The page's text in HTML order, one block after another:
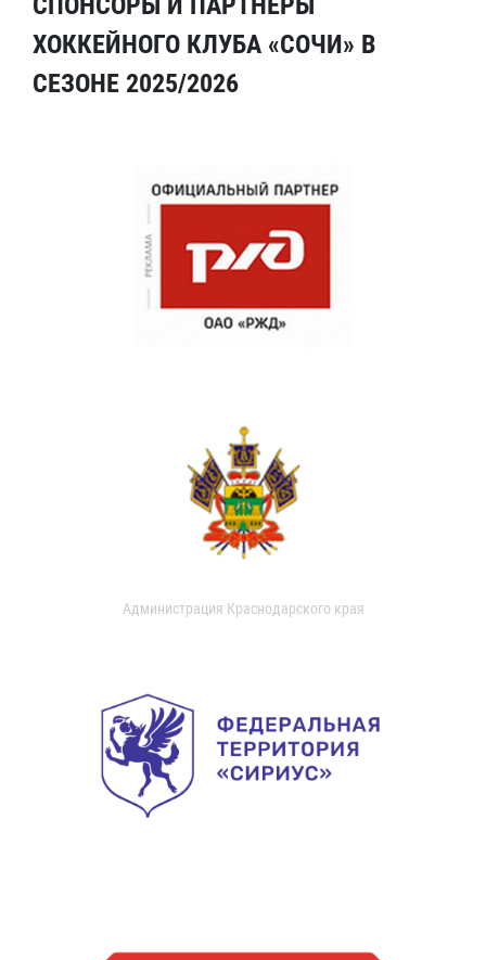
ХОККЕЙНОГО КЛУБА «СОЧИ» В
СЕЗОНЕ 2025/2026
Администрация Краснодарского края